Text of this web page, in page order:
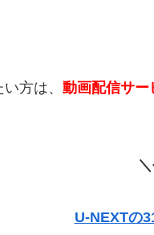
方は、 動画配信サー
U-NEXTの